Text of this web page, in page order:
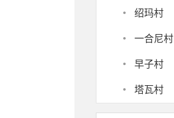
· 绍玛村
· 一合尼村
· 早子村
· 塔瓦村